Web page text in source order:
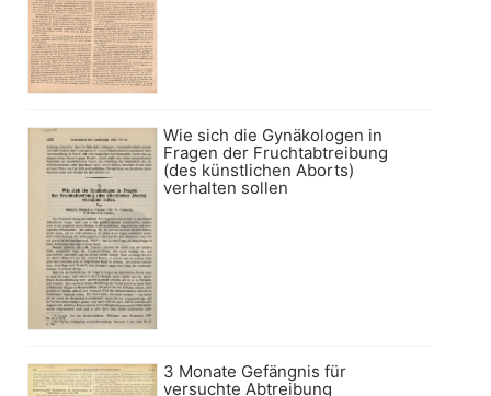
Wie sich die Gynäkologen in
Fragen der Fruchtabtreibung
(des künstlichen Aborts)
verhalten sollen
3 Monate Gefängnis für
versuchte Abtreibung